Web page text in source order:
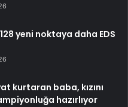
yeni noktaya daha EDS
kurtaran baba, kızını
hazırlıyor